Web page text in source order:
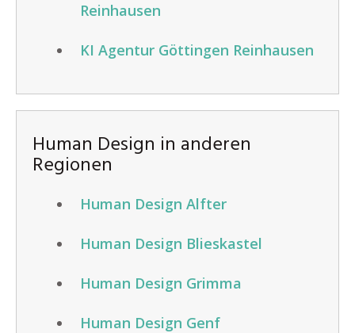
Reinhausen
KI Agentur Göttingen Reinhausen
Human Design in anderen
Regionen
Human Design Alfter
Human Design Blieskastel
Human Design Grimma
Human Design Genf